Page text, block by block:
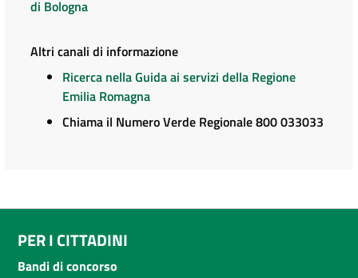
di Bologna
Altri canali di informazione
Ricerca nella Guida ai servizi della Regione
Emilia Romagna
Chiama il Numero Verde Regionale 800 033033
PER I CITTADINI
Bandi di concorso